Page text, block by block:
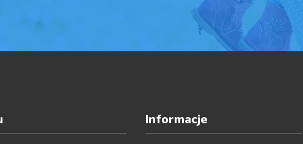
Informacje